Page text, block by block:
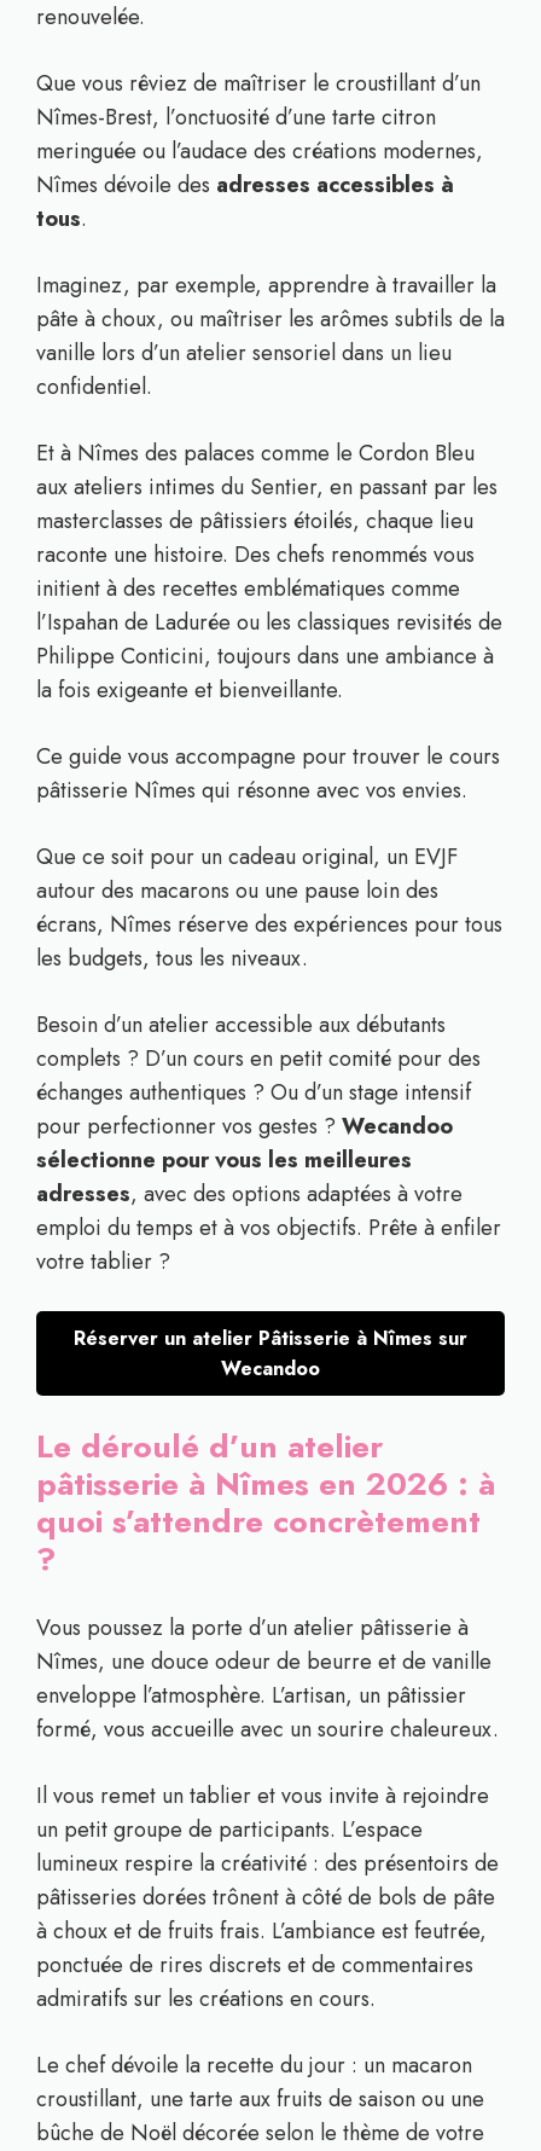
renouvelée.
Que vous rêviez de maîtriser le croustillant d’un
Nîmes-Brest, l’onctuosité d’une tarte citron
meringuée ou l’audace des créations modernes,
Nîmes dévoile des adresses accessibles à
tous.
Imaginez, par exemple, apprendre à travailler la
pâte à choux, ou maîtriser les arômes subtils de la
vanille lors d’un atelier sensoriel dans un lieu
confidentiel.
Et à Nîmes des palaces comme le Cordon Bleu
aux ateliers intimes du Sentier, en passant par les
masterclasses de pâtissiers étoilés, chaque lieu
raconte une histoire. Des chefs renommés vous
initient à des recettes emblématiques comme
l’Ispahan de Ladurée ou les classiques revisités de
Philippe Conticini, toujours dans une ambiance à
la fois exigeante et bienveillante.
Ce guide vous accompagne pour trouver le cours
pâtisserie Nîmes qui résonne avec vos envies.
Que ce soit pour un cadeau original, un EVJF
autour des macarons ou une pause loin des
écrans, Nîmes réserve des expériences pour tous
les budgets, tous les niveaux.
Besoin d’un atelier accessible aux débutants
complets ? D’un cours en petit comité pour des
échanges authentiques ? Ou d’un stage intensif
pour perfectionner vos gestes ? Wecandoo
sélectionne pour vous les meilleures
adresses, avec des options adaptées à votre
emploi du temps et à vos objectifs. Prête à enfiler
votre tablier ?
Réserver un atelier Pâtisserie à Nîmes sur
Wecandoo
Le déroulé d’un atelier
pâtisserie à Nîmes en 2026 : à
quoi s’attendre concrètement
?
Vous poussez la porte d’un atelier pâtisserie à
Nîmes, une douce odeur de beurre et de vanille
enveloppe l’atmosphère. L’artisan, un pâtissier
formé, vous accueille avec un sourire chaleureux.
Il vous remet un tablier et vous invite à rejoindre
un petit groupe de participants. L’espace
lumineux respire la créativité : des présentoirs de
pâtisseries dorées trônent à côté de bols de pâte
à choux et de fruits frais. L’ambiance est feutrée,
ponctuée de rires discrets et de commentaires
admiratifs sur les créations en cours.
Le chef dévoile la recette du jour : un macaron
croustillant, une tarte aux fruits de saison ou une
bûche de Noël décorée selon le thème de votre